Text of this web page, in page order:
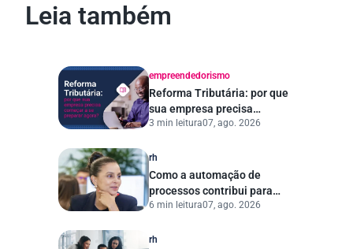
Leia também
empreendedorismo
Reforma Tributária: por que
sua empresa precisa
começar a se preparar
3 min leitura07, ago. 2026
rh
Como a automação de
processos contribui para
uma gestão pública mais
6 min leitura07, ago. 2026
rh